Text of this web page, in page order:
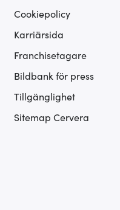
Cookiepolicy
Karriärsida
Franchisetagare
Bildbank för press
Tillgänglighet
Sitemap Cervera